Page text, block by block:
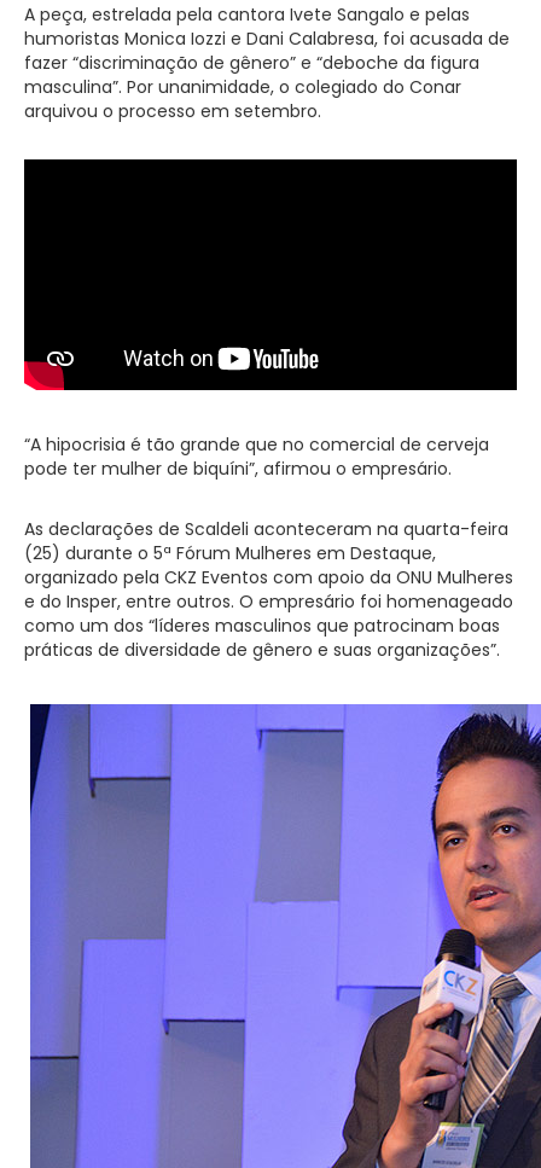
A peça, estrelada pela cantora Ivete Sangalo e pelas
humoristas Monica Iozzi e Dani Calabresa, foi acusada de
fazer “discriminação de gênero” e “deboche da figura
masculina”. Por unanimidade, o colegiado do Conar
arquivou o processo em setembro.
“A hipocrisia é tão grande que no comercial de cerveja
pode ter mulher de biquíni”, afirmou o empresário.
As declarações de Scaldeli aconteceram na quarta-feira
(25) durante o 5ª Fórum Mulheres em Destaque,
organizado pela CKZ Eventos com apoio da ONU Mulheres
e do Insper, entre outros. O empresário foi homenageado
como um dos “líderes masculinos que patrocinam boas
práticas de diversidade de gênero e suas organizações”.